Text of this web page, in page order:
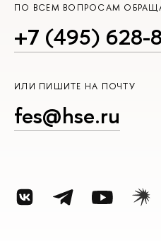
ПО ВСЕМ ВОПРОСАМ
+7 (495) 628-
ИЛИ ПИШИТЕ НА ПОЧТУ
fes@hse.ru